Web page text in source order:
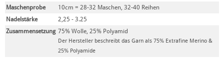
Maschenprobe
10cm = 28-32 Maschen, 32-40 Reihen
Nadelstärke
2,25 - 3.25
Zusammensetzung 75% Wolle, 25% Polyamid
Der Hersteller beschreibt das Garn als 75% Extrafine Merino &
25% Polyamide